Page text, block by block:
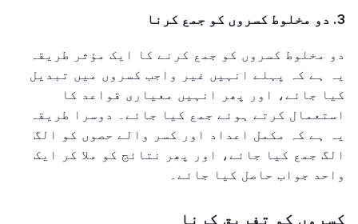
3. دو مخلوط کسروں کو جمع کرنا
دو مخلوط کسروں کو جمع کرنے کا ایک مؤثر طریقہ
یہ ہے کہ پہلے انہیں غیر واجب کسروں میں تبدیل
کیا جائے، اور پھر انہیں معیاری قواعد کا
استعمال کرتے ہوئے جمع کیا جائے۔ دوسرا طریقہ
یہ ہے کہ مکمل اعداد اور کسر والے حصوں کو الگ
الگ جمع کیا جائے، اور پھر نتائج کو ملا کر ایک
واحد جواب حاصل کیا جائے۔
کسروں کو تفریق کرنا